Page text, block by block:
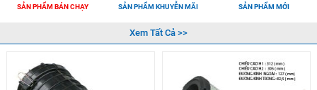
SẢN PHẨM BÁN CHẠY SẢN PHẨM KHUYỄN MÃI SẢN PHẨM MỚI
Xem Tất Cả >>